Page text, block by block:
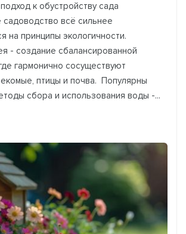
к обустройству сада
всё сильнее
на принципы экологичности.
- создание сбалансированной
гармонично сосуществуют
птицы и почва. Популярны
сбора и использования воды -...